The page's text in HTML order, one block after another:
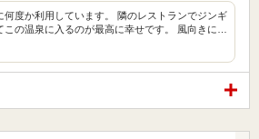
何度か利用しています。 隣のレストランでジンギ
この温泉に入るのが最高に幸せです。 風向きに…